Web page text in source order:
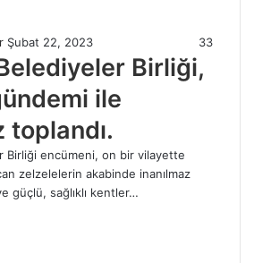
Şubat 22, 2023 33
Belediyeler Birliği,
ile
toplandı.
Birliği encümeni, on bir vilayette
zelzelelerin akabinde inanılmaz
güçlü, sağlıklı kentler…